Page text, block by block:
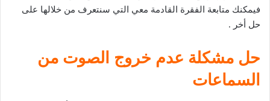
فيمكنك متابعة الفقرة القادمة معي التي سنتعرف من خلالها على
حل أخر .
حل مشكلة عدم خروج الصوت من
السماعات